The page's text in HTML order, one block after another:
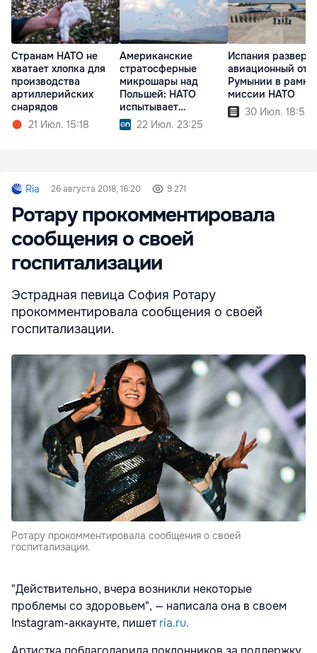
Странам НАТО не
хватает хлопка для
производства
артиллерийских
снарядов
21 Июл. 15:18
Американские
стратосферные
микрошары над
Польшей: НАТО
испытывает
технологии будущего
22 Июл. 23:25
Испания
авиационный
Румынии в
миссии НАТО
30 Июл. 18:52
Ria 26 августа 2018, 16:20 9 271
Ротару прокомментировала
сообщения о своей
госпитализации
Эстрадная певица София Ротару
прокомментировала сообщения о своей
госпитализации.
Ротару прокомментировала сообщения о своей
госпитализации.
"Действительно, вчера возникли некоторые
проблемы со здоровьем", — написала она в своем
Instagram-аккаунте, пишетria.ru.